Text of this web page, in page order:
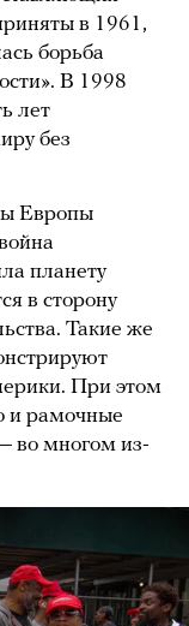
в 1961,
борьба
В 1998
лет
без
Европы
планету
в сторону
Такие же
При этом
и рамочные
во многом из-